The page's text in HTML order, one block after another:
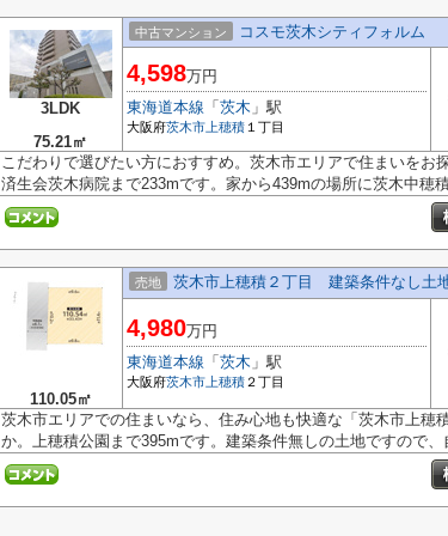
3LDK
75.21㎡
中古マンション コスモ茨木シティフォルム
4,598万円
東海道本線 「 茨木 」駅
大阪府茨木市 上穂積 １丁目
こだわりで選びたい方におすすめ。茨木市エリアで住まいをお
済生会茨木病院まで233mです。家から439mの場所に茨木中穂
110.05㎡
売地 茨木市上穂積２丁目 建築条件なし土
4,980万円
東海道本線 「 茨木 」駅
大阪府茨木市 上穂積 ２丁目
茨木市エリアでの住まいなら、住み心地も快適な「茨木市上
か。上穂積公園まで395mです。建築条件無しの土地ですので